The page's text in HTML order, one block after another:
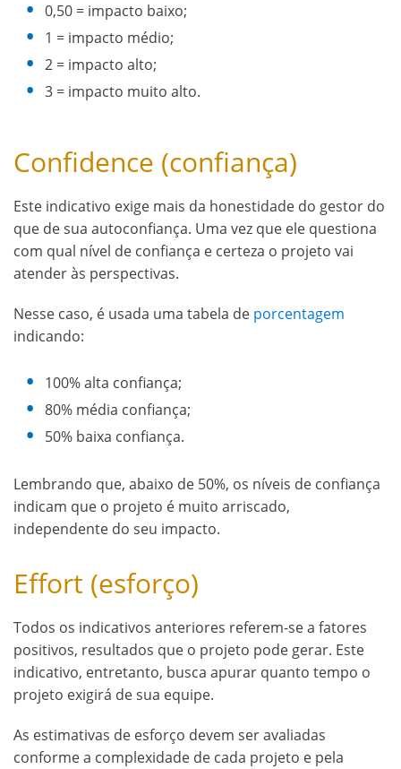
0,50 = impacto baixo;
1 = impacto médio;
2 = impacto alto;
3 = impacto muito alto.
Confidence (confiança)
Este indicativo exige mais da honestidade do gestor do
que de sua autoconfiança. Uma vez que ele questiona
com qual nível de confiança e certeza o projeto vai
atender às perspectivas.
Nesse caso, é usada uma tabela de porcentagem
indicando:
100% alta confiança;
80% média confiança;
50% baixa confiança.
Lembrando que, abaixo de 50%, os níveis de confiança
indicam que o projeto é muito arriscado,
independente do seu impacto.
Effort (esforço)
Todos os indicativos anteriores referem-se a fatores
positivos, resultados que o projeto pode gerar. Este
indicativo, entretanto, busca apurar quanto tempo o
projeto exigirá de sua equipe.
As estimativas de esforço devem ser avaliadas
conforme a complexidade de cada projeto e pela